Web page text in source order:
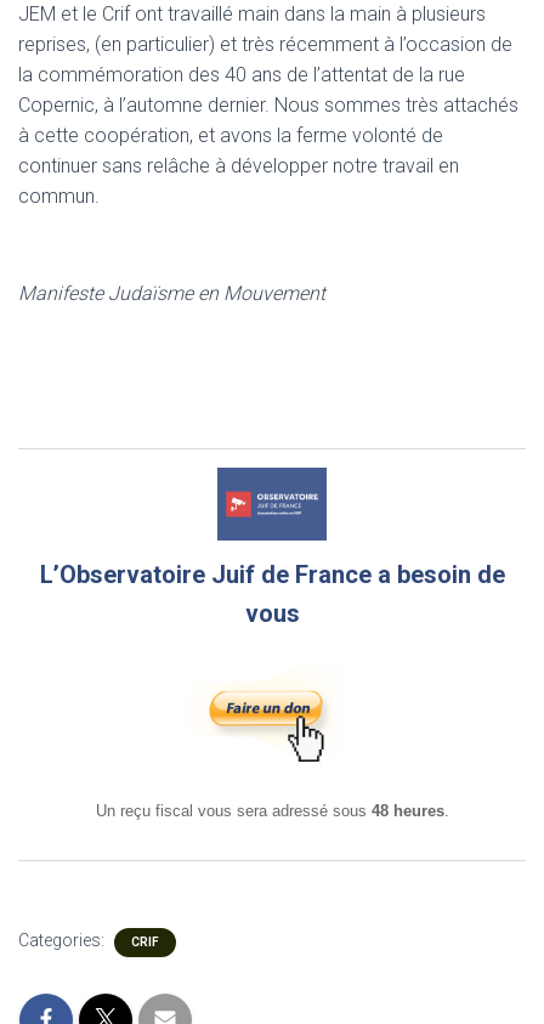
JEM et le Crif ont travaillé main dans la main à plusieurs
reprises, (en particulier) et très récemment à l’occasion de
la commémoration des 40 ans de l’attentat de la rue
Copernic, à l’automne dernier. Nous sommes très attachés
à cette coopération, et avons la ferme volonté de
continuer sans relâche à développer notre travail en
commun.
Manifeste Judaïsme en Mouvement
L’Observatoire Juif de France a besoin de
vous
Un reçu fiscal vous sera adressé sous 48 heures.
Categories: CRIF